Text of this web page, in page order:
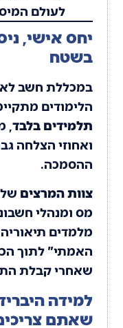
לעולם
יחס אישי,
בשטח
במכללת חשב לא
הלימודים
תלמידים בלבד,
ואחוזי הצלחה
ההסמכה.
צוות המרצים
מס ומנהלי
מלמדים
האמתי" לתוך
שאחרי קבלת
למידה
שאתם